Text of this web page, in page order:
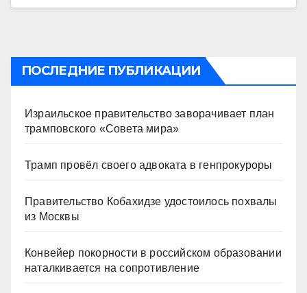
ПОСЛЕДНИЕ ПУБЛИКАЦИИ
Израильское правительство заворачивает план
трамповского «Совета мира»
Трамп провёл своего адвоката в генпрокуроры
Правительство Кобахидзе удостоилось похвалы
из Москвы
Конвейер покорности в российском образовании
наталкивается на сопротивление